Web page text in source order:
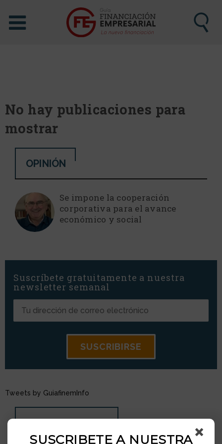
No hay publicaciones para
mostrar
OPINIÓN
Se impone la cooperación
corporativa para el avance
económico y social
Suscríbete gratuitamente a nuestra
newsletter semanal
Tweets by GuiafinemInfo
OTRAS NOTICIAS
SUSCRIBETE A NUESTRA